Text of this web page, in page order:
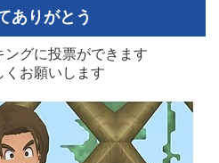
ありがとう
ングに投票ができます
くお願いします